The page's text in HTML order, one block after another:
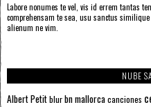
Labore nonumes te vel, vis id errem tantas
comprehensam te sea, usu sanctus
alienum ne vim.
NUBE
Albert Petitblurbn mallorcacanciones